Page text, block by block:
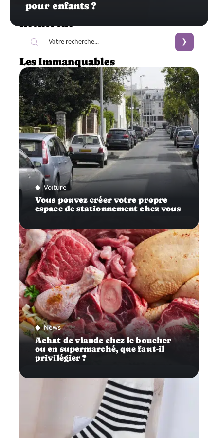
pour enfants ?
Recherche
Les immanquables
Voiture
Vous pouvez créer votre propre
espace de stationnement chez vous
News
Achat de viande chez le boucher
ou en supermarché, que faut-il
privilégier ?